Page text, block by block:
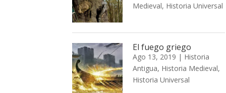
Medieval, Historia Universal
El fuego griego
Ago 13, 2019 | Historia
Antigua, Historia Medieval,
Historia Universal